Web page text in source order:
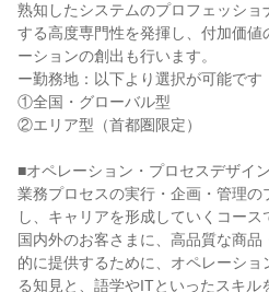
熟知したシステムのプロフェッショ
する高度専門性を発揮し、付加価値
ーションの創出も行います。
ー勤務地：以下より選択が可能です
①全国・グローバル型
②エリア型（首都圏限定）
■オペレーション・プロセスデザイ
業務プロセスの実行・企画・管理
し、キャリアを形成していくコース
国内外のお客さまに、高品質な商
的に提供するために、オペレーシ
る知見と、語学やITといったスキル